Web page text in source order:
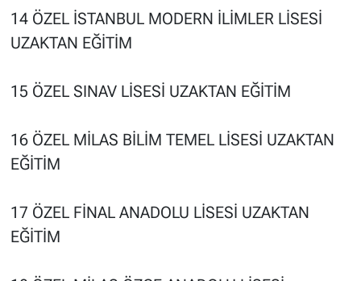
14 ÖZEL İSTANBUL MODERN İLİMLER LİSESİ
UZAKTAN EĞİTİM
15 ÖZEL SINAV LİSESİ UZAKTAN EĞİTİM
16 ÖZEL MİLAS BİLİM TEMEL LİSESİ UZAKTAN
EĞİTİM
17 ÖZEL FİNAL ANADOLU LİSESİ UZAKTAN
EĞİTİM